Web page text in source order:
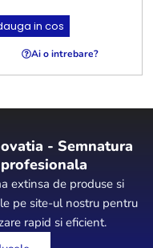
in cos
Ai o intrebare?
- Semnatura
extinsa de produse si
pe site-ul nostru pentru
rapid si eficient.